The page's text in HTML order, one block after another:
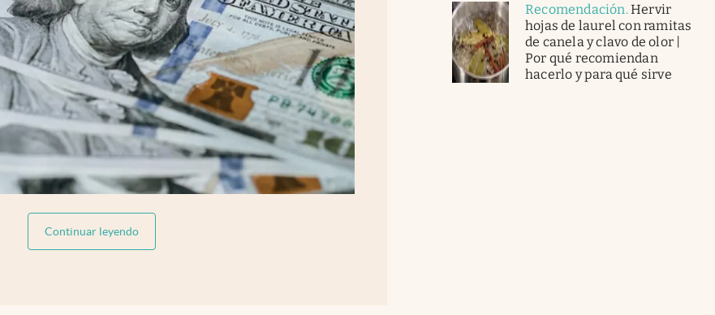
Continuar leyendoabre en nueva pestaña
Recomendación.Hervir
hojas de laurel con ramitas
de canela y clavo de olor |
Por qué recomiendan
hacerlo y para qué sirve